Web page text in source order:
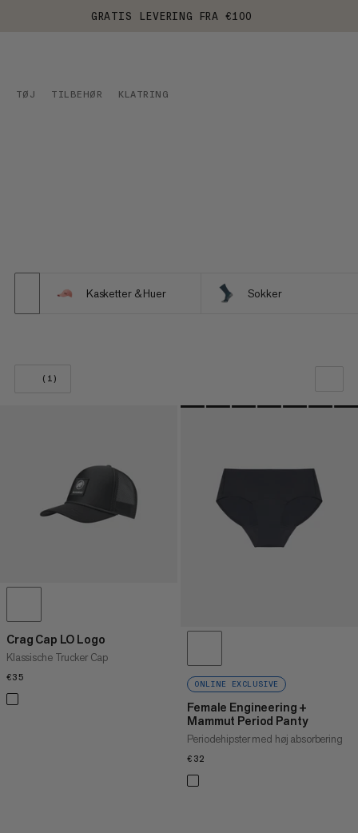
GRATIS LEVERING FRA €100
TØJ TILBEHØR KLATRING
Kasketter & Huer Sokker
(1)
VORES ANBEFALING
PRIS HØJ TIL LAV
HVAD ER NYT
VURDERING
Crag Cap LO Logo
Klassische Trucker Cap
€35
ONLINE EXCLUSIVE
Female Engineering +
Mammut Period Panty
Periodehipster med høj absorbering
€32